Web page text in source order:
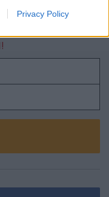
and other
Privacy Policy